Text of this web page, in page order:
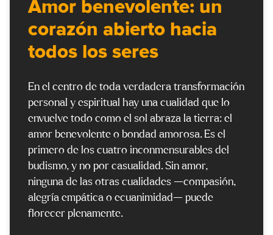
Amor benevolente: un
corazón abierto hacia
todos los seres
En el centro de toda verdadera transformación
personal y espiritual hay una cualidad que lo
envuelve todo como el sol abraza la tierra: el
amor benevolente o bondad amorosa. Es el
primero de los cuatro inconmensurables del
budismo, y no por casualidad. Sin amor,
ninguna de las otras cualidades —compasión,
alegría empática o ecuanimidad— puede
florecer plenamente.